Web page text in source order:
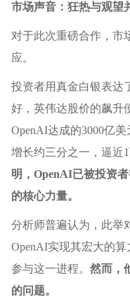
市场声音：狂热与观望
对于此次重磅合作，市
应。
投资者用真金白银表达
好，英伟达股价的飙升
OpenAI达成的3000亿
增长约三分之一，逼近1
明，OpenAI已被投资
的核心力量。
分析师普遍认为，此举
OpenAI实现其宏大的
参与这一进程。 然而，
的问题。